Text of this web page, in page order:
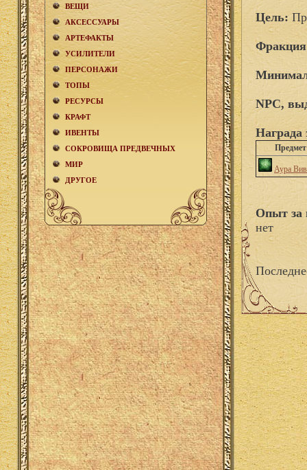
ВЕЩИ
АКCЕСCУАРЫ
АРТЕФАКТЫ
УСИЛИТЕЛИ
ПЕРСОНАЖИ
ТОПЫ
РЕСУРСЫ
КРАФТ
ИВЕНТЫ
СОКРОВИЩА ПРЕДВЕЧНЫХ
МИР
ДРУГОЕ
Цель:
NPC,
Награда
Предмет
Аура
Опыт за
нет